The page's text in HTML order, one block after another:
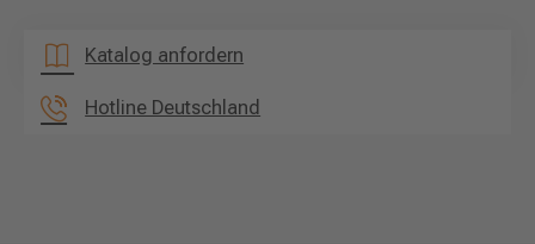
Katalog anfordern
Hotline Deutschland